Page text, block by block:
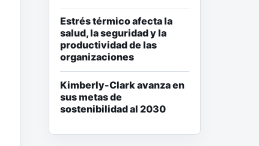
Estrés térmico afecta la
salud, la seguridad y la
productividad de las
organizaciones
Kimberly-Clark avanza en
sus metas de
sostenibilidad al 2030